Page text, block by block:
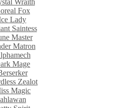
Wraith
Fox
Lady
Saintess
Master
Matron
Mage
Zealot
Magic